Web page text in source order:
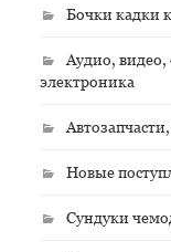
Бочки кадки
Аудио, видео,
электроника
Новые
Сундуки